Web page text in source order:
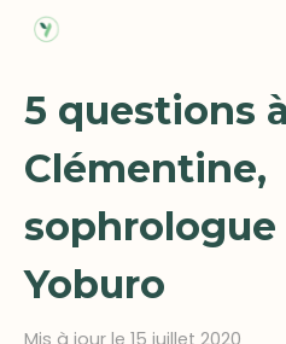
Skip
content
5 questions
Clémentine,
sophrologue
Yoburo
Mis à jour le 15 juillet 2020